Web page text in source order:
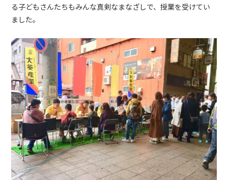
る子どもさんたちもみんな真剣なまなざしで、授業を受けてい
ました。